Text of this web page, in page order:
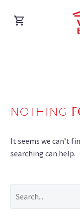
NOTHING
It seems we can’t
searching can help.